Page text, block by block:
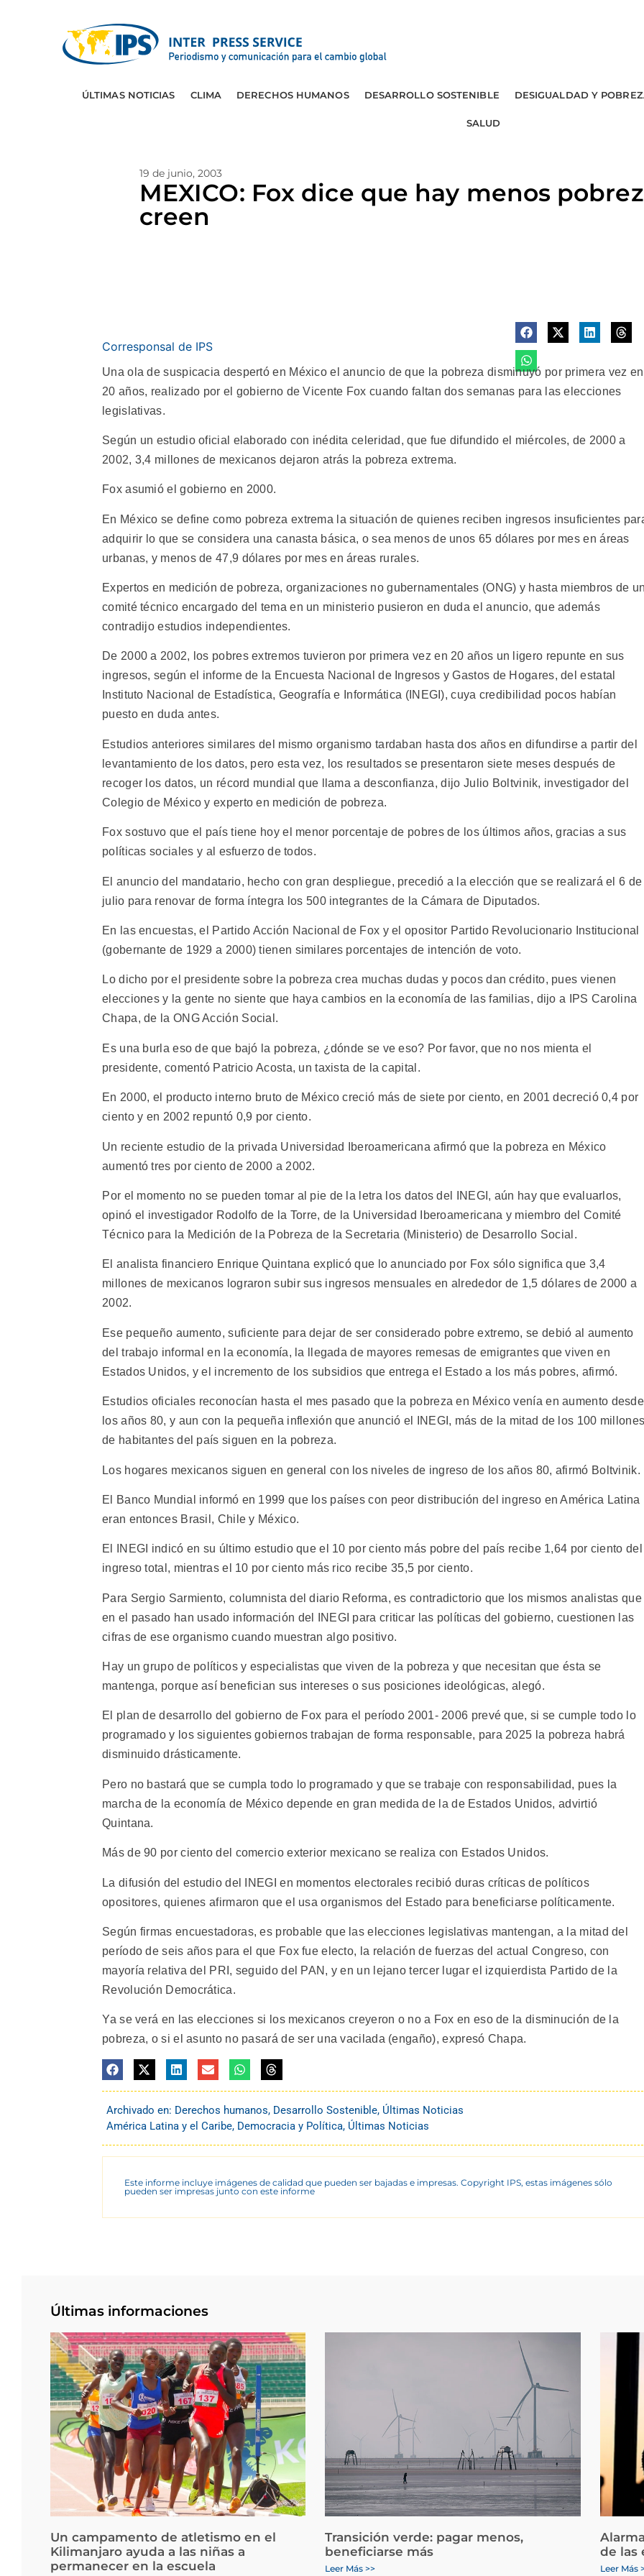
ÚLTIMAS NOTICIAS CLIMA DERECHOS HUMANOS DESARROLLO SOSTENIBLE DESIGUALDAD Y
SALUD
19 de junio, 2003
MEXICO: Fox dice que hay menos
creen
Corresponsal de IPS
Una ola de suspicacia despertó en México el anuncio de que la pobreza disminuyó por primera vez en
20 años, realizado por el gobierno de Vicente Fox cuando faltan dos semanas para las elecciones
legislativas.
Según un estudio oficial elaborado con inédita celeridad, que fue difundido el miércoles, de 2000 a
2002, 3,4 millones de mexicanos dejaron atrás la pobreza extrema.
Fox asumió el gobierno en 2000.
En México se define como pobreza extrema la situación de quienes reciben ingresos insuficientes
adquirir lo que se considera una canasta básica, o sea menos de unos 65 dólares por mes en áreas
urbanas, y menos de 47,9 dólares por mes en áreas rurales.
Expertos en medición de pobreza, organizaciones no gubernamentales (ONG) y hasta miembros de
comité técnico encargado del tema en un ministerio pusieron en duda el anuncio, que además
contradijo estudios independientes.
De 2000 a 2002, los pobres extremos tuvieron por primera vez en 20 años un ligero repunte en sus
ingresos, según el informe de la Encuesta Nacional de Ingresos y Gastos de Hogares, del estatal
Instituto Nacional de Estadística, Geografía e Informática (INEGI), cuya credibilidad pocos habían
puesto en duda antes.
Estudios anteriores similares del mismo organismo tardaban hasta dos años en difundirse a partir del
levantamiento de los datos, pero esta vez, los resultados se presentaron siete meses después de
recoger los datos, un récord mundial que llama a desconfianza, dijo Julio Boltvinik, investigador del
Colegio de México y experto en medición de pobreza.
Fox sostuvo que el país tiene hoy el menor porcentaje de pobres de los últimos años, gracias a sus
políticas sociales y al esfuerzo de todos.
El anuncio del mandatario, hecho con gran despliegue, precedió a la elección que se realizará el 6 de
julio para renovar de forma íntegra los 500 integrantes de la Cámara de Diputados.
En las encuestas, el Partido Acción Nacional de Fox y el opositor Partido Revolucionario Institucional
(gobernante de 1929 a 2000) tienen similares porcentajes de intención de voto.
Lo dicho por el presidente sobre la pobreza crea muchas dudas y pocos dan crédito, pues vienen
elecciones y la gente no siente que haya cambios en la economía de las familias, dijo a IPS Carolina
Chapa, de la ONG Acción Social.
Es una burla eso de que bajó la pobreza, ¿dónde se ve eso? Por favor, que no nos mienta el
presidente, comentó Patricio Acosta, un taxista de la capital.
En 2000, el producto interno bruto de México creció más de siete por ciento, en 2001 decreció 0,4 por
ciento y en 2002 repuntó 0,9 por ciento.
Un reciente estudio de la privada Universidad Iberoamericana afirmó que la pobreza en México
aumentó tres por ciento de 2000 a 2002.
Por el momento no se pueden tomar al pie de la letra los datos del INEGI, aún hay que evaluarlos,
opinó el investigador Rodolfo de la Torre, de la Universidad Iberoamericana y miembro del Comité
Técnico para la Medición de la Pobreza de la Secretaria (Ministerio) de Desarrollo Social.
El analista financiero Enrique Quintana explicó que lo anunciado por Fox sólo significa que 3,4
millones de mexicanos lograron subir sus ingresos mensuales en alrededor de 1,5 dólares de 2000 a
2002.
Ese pequeño aumento, suficiente para dejar de ser considerado pobre extremo, se debió al aumento
del trabajo informal en la economía, la llegada de mayores remesas de emigrantes que viven en
Estados Unidos, y el incremento de los subsidios que entrega el Estado a los más pobres, afirmó.
Estudios oficiales reconocían hasta el mes pasado que la pobreza en México venía en aumento desde
los años 80, y aun con la pequeña inflexión que anunció el INEGI, más de la mitad de los 100
de habitantes del país siguen en la pobreza.
Los hogares mexicanos siguen en general con los niveles de ingreso de los años 80, afirmó Boltvinik.
El Banco Mundial informó en 1999 que los países con peor distribución del ingreso en América Latina
eran entonces Brasil, Chile y México.
El INEGI indicó en su último estudio que el 10 por ciento más pobre del país recibe 1,64 por ciento del
ingreso total, mientras el 10 por ciento más rico recibe 35,5 por ciento.
Para Sergio Sarmiento, columnista del diario Reforma, es contradictorio que los mismos analistas que
en el pasado han usado información del INEGI para criticar las políticas del gobierno, cuestionen las
cifras de ese organismo cuando muestran algo positivo.
Hay un grupo de políticos y especialistas que viven de la pobreza y que necesitan que ésta se
mantenga, porque así benefician sus intereses o sus posiciones ideológicas, alegó.
El plan de desarrollo del gobierno de Fox para el período 2001- 2006 prevé que, si se cumple todo lo
programado y los siguientes gobiernos trabajan de forma responsable, para 2025 la pobreza habrá
disminuido drásticamente.
Pero no bastará que se cumpla todo lo programado y que se trabaje con responsabilidad, pues la
marcha de la economía de México depende en gran medida de la de Estados Unidos, advirtió
Quintana.
Más de 90 por ciento del comercio exterior mexicano se realiza con Estados Unidos.
La difusión del estudio del INEGI en momentos electorales recibió duras críticas de políticos
opositores, quienes afirmaron que el usa organismos del Estado para beneficiarse políticamente.
Según firmas encuestadoras, es probable que las elecciones legislativas mantengan, a la mitad del
período de seis años para el que Fox fue electo, la relación de fuerzas del actual Congreso, con
mayoría relativa del PRI, seguido del PAN, y en un lejano tercer lugar el izquierdista Partido de la
Revolución Democrática.
Ya se verá en las elecciones si los mexicanos creyeron o no a Fox en eso de la disminución de la
pobreza, o si el asunto no pasará de ser una vacilada (engaño), expresó Chapa.
Archivado en: Derechos humanos, Desarrollo Sostenible, Últimas Noticias
América Latina y el Caribe, Democracia y Política, Últimas Noticias
Este informe incluye imágenes de calidad que pueden ser bajadas e impresas. Copyright IPS, estas imágenes sólo
pueden ser impresas junto con este informe
Últimas informaciones
Un campamento de atletismo en el
Kilimanjaro ayuda a las niñas a
permanecer en la escuela
Transición verde: pagar menos,
beneficiarse más
Leer Más >>
de las
Leer Más